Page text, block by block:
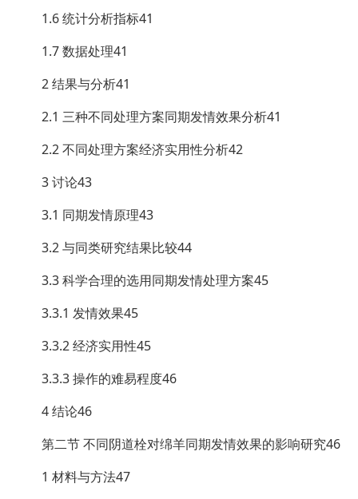
1.6 统计分析指标41
1.7 数据处理41
2 结果与分析41
2.1 三种不同处理方案同期发情效果分析41
2.2 不同处理方案经济实用性分析42
3 讨论43
3.1 同期发情原理43
3.2 与同类研究结果比较44
3.3 科学合理的选用同期发情处理方案45
3.3.1 发情效果45
3.3.2 经济实用性45
3.3.3 操作的难易程度46
4 结论46
第二节 不同阴道栓对绵羊同期发情效果的影响研究46
1 材料与方法47